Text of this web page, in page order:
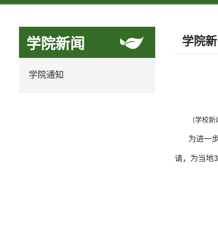
学院新闻
学院通知
学院
（学校
为进一
请，为当地